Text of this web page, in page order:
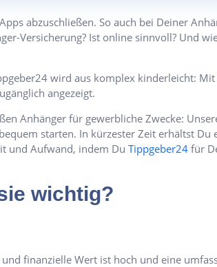
abzuschließen. So auch bei Deiner
Versicherung? Ist online sinnvoll? Und
wird aus komplex kinderleicht:
angezeigt.
Anhänger für gewerbliche Zwecke:
starten. In kürzester Zeit erhältst Du
und Aufwand, indem Du Tippgeber24 für
wichtig?
finanzielle Wert ist hoch und eine